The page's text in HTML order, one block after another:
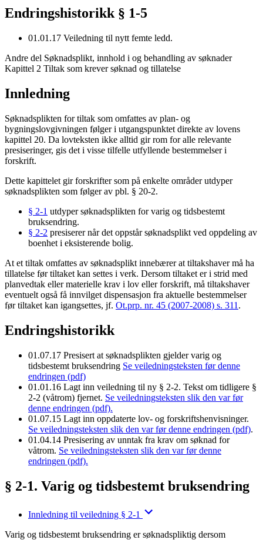
Endringshistorikk § 1-5
01.01.17 Veiledning til nytt femte ledd.
Andre del Søknadsplikt, innhold i og behandling av søknader
Kapittel 2 Tiltak som krever søknad og tillatelse
Innledning
Søknadsplikten for tiltak som omfattes av plan- og
bygningslovgivningen følger i utgangspunktet direkte av lovens
kapittel 20. Da lovteksten ikke alltid gir rom for alle relevante
presiseringer, gis det i visse tilfelle utfyllende bestemmelser i
forskrift.
Dette kapittelet gir forskrifter som på enkelte områder utdyper
søknadsplikten som følger av pbl. § 20-2.
§ 2-1 utdyper søknadsplikten for varig og tidsbestemt
bruksendring.
§ 2-2 presiserer når det oppstår søknadsplikt ved oppdeling av
boenhet i eksisterende bolig.
At et tiltak omfattes av søknadsplikt innebærer at tiltakshaver må ha
tillatelse før tiltaket kan settes i verk. Dersom tiltaket er i strid med
planvedtak eller materielle krav i lov eller forskrift, må tiltakshaver
eventuelt også få innvilget dispensasjon fra aktuelle bestemmelser
før tiltaket kan igangsettes, jf. Ot.prp. nr. 45 (2007-2008) s. 311 .
Endringshistorikk
01.07.17 Presisert at søknadsplikten gjelder varig og
tidsbestemt bruksendring Se veiledningsteksten før denne
endringen (pdf)
01.01.16 Lagt inn veiledning til ny § 2-2. Tekst om tidligere §
2-2 (våtrom) fjernet. Se veiledningsteksten slik den var før
denne endringen (pdf).
01.07.15 Lagt inn oppdaterte lov- og forskriftshenvisninger.
Se veiledningsteksten slik den var før denne endringen (pdf).
01.04.14 Presisering av unntak fra krav om søknad for
våtrom. Se veiledningsteksten slik den var før denne
endringen (pdf).
§ 2-1. Varig og tidsbestemt bruksendring
Innledning til veiledning § 2-1
Varig og tidsbestemt bruksendring er søknadspliktig dersom